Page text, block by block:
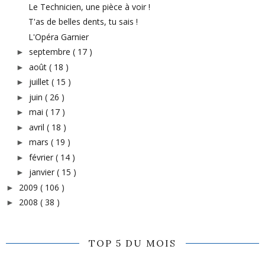
Le Technicien, une pièce à voir !
T'as de belles dents, tu sais !
L'Opéra Garnier
► septembre ( 17 )
► août ( 18 )
► juillet ( 15 )
► juin ( 26 )
► mai ( 17 )
► avril ( 18 )
► mars ( 19 )
► février ( 14 )
► janvier ( 15 )
► 2009 ( 106 )
► 2008 ( 38 )
TOP 5 DU MOIS